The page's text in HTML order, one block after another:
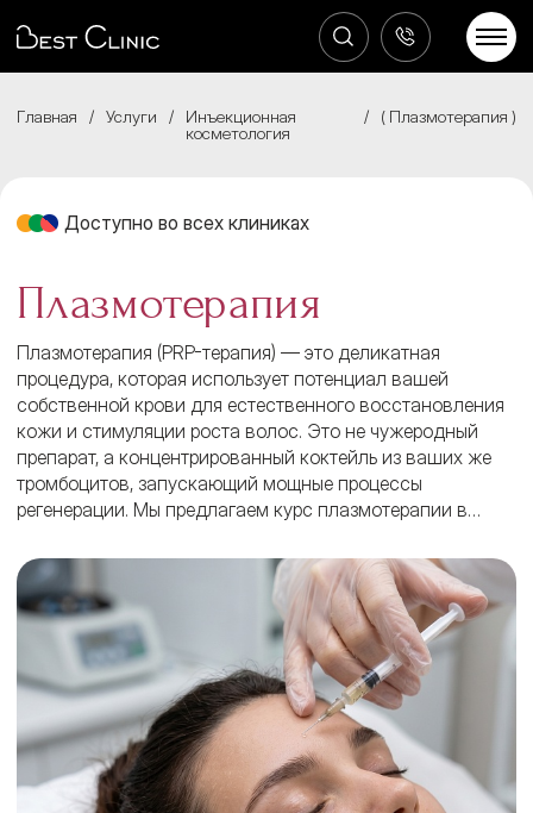
Главная / Услуги /
Инъекционная
косметология
/ Плазмотерапия
Доступно во всех клиниках
Плазмотерапия
Плазмотерапия (PRP-терапия) — это деликатная
процедура, которая использует потенциал вашей
собственной крови для естественного восстановления
кожи и стимуляции роста волос. Это не чужеродный
препарат, а концентрированный коктейль из ваших же
тромбоцитов, запускающий мощные процессы
регенерации. Мы предлагаем курс плазмотерапии в
опытом. Процедура помогает улучшить качество кожи,
справиться с возрастными изменениями и проблемой
выпадения волос. Узнайте, подходит ли она вам, и
запишитесь на первичную консультацию.